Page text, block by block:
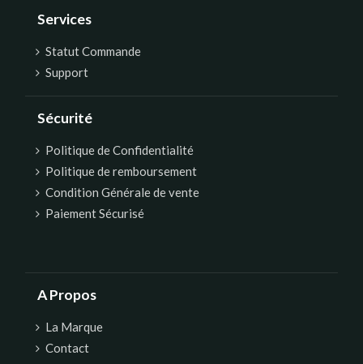
Services
Statut Commande
Support
Sécurité
Politique de Confidentialité
Politique de remboursement
Condition Générale de vente
Paiement Sécurisé
A Propos
La Marque
Contact